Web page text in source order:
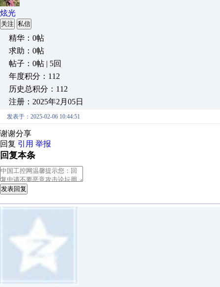
炫光
关注 私信
精华：0帖
求助：0帖
帖子：0帖 | 5回
年度积分：112
历史总积分：112
注册：2025年2月05日
发表于：2025-02-06 10:44:51
谢谢分享
回复 引用 举报
回复本条
发表回复